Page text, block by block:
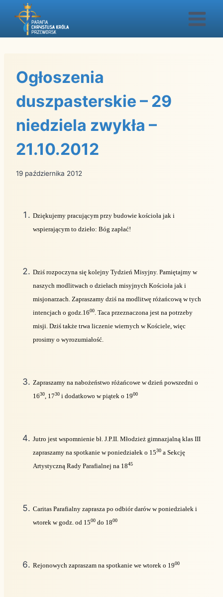
Przejdź
Ogłoszenia
duszpasterskie – 29
niedziela zwykła –
21.10.2012
19 października 2012
Dziękujemy pracującym przy budowie kościoła jak i
wspierającym to dzieło: Bóg zapłać!
Dziś rozpoczyna się kolejny Tydzień Misyjny. Pamiętajmy w
naszych modlitwach o dziełach misyjnych Kościoła jak i
misjonarzach. Zapraszamy dziś na modlitwę różańcową w tych
intencjach o godz.1600 . Taca przeznaczona jest na potrzeby
misji. Dziś także trwa liczenie wiernych w Kościele, więc
prosimy o wyrozumiałość.
Zapraszamy na nabożeństwo różańcowe w dzień powszedni o
1630 , 1730 i dodatkowo w piątek o 1900
Jutro jest wspomnienie bł. J.P.II. Młodzież gimnazjalną klas III
zapraszamy na spotkanie w poniedziałek o 1530 a Sekcję
Artystyczną Rady Parafialnej na 1845
Caritas Parafialny zaprasza po odbiór darów w poniedziałek i
wtorek w godz. od 1500 do 1800
Rejonowych zapraszam na spotkanie we wtorek o 1900